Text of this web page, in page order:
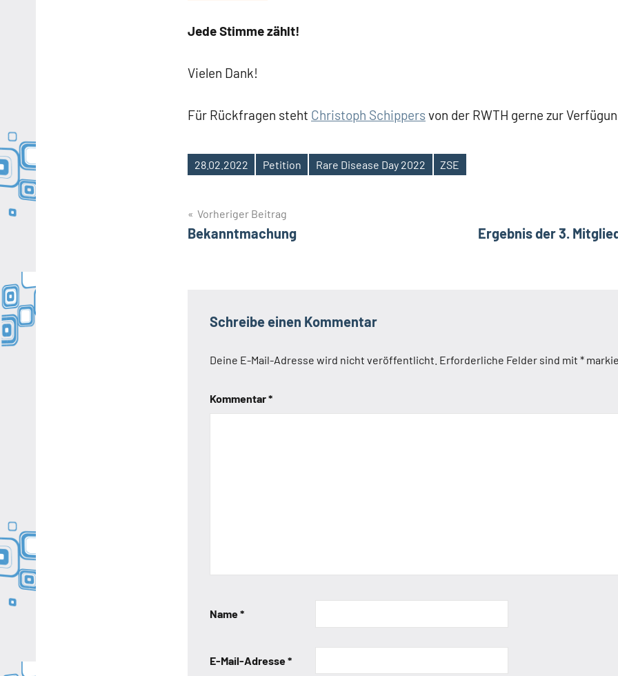
Jede Stimme zählt!
Vielen Dank!
Für Rückfragen steht Christoph Schippers von der RWTH gerne zur
Schlagwörter
28.02.2022 Petition Rare Disease Day 2022 ZSE
Beitragsnavigation
Vorheriger Beitrag
Bekanntmachung Ergebnis der 3.
Schreibe einen Kommentar
Deine E-Mail-Adresse wird nicht veröffentlicht. Erforderliche Felder sind mit *
Kommentar*
Name*
E-Mail-Adresse*